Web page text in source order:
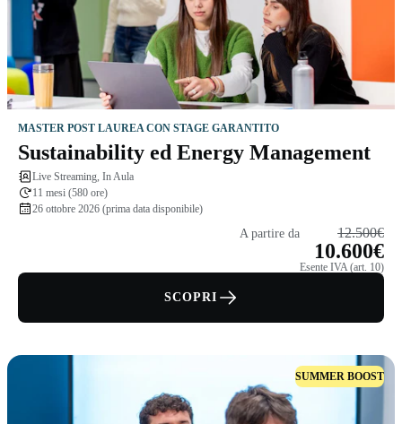
MASTER POST LAUREA CON STAGE GARANTITO
Sustainability ed Energy Management
Live Streaming, In Aula
11 mesi (580 ore)
26 ottobre 2026 (prima data disponibile)
A partire da 12.500€
10.600€
Esente IVA (art. 10)
SCOPRI
SUMMER BOOST